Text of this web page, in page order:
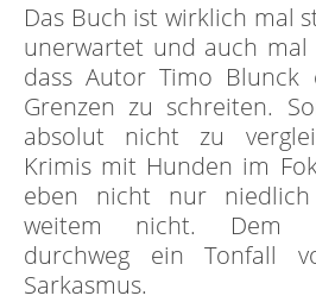
Das Buch ist wirklich mal
unerwartet und auch mal
dass Autor Timo
Grenzen zu schreiten.
absolut nicht zu
Krimis mit Hunden im
eben nicht nur
weitem nicht. Dem
durchweg ein Tonfall
Sarkasmus.